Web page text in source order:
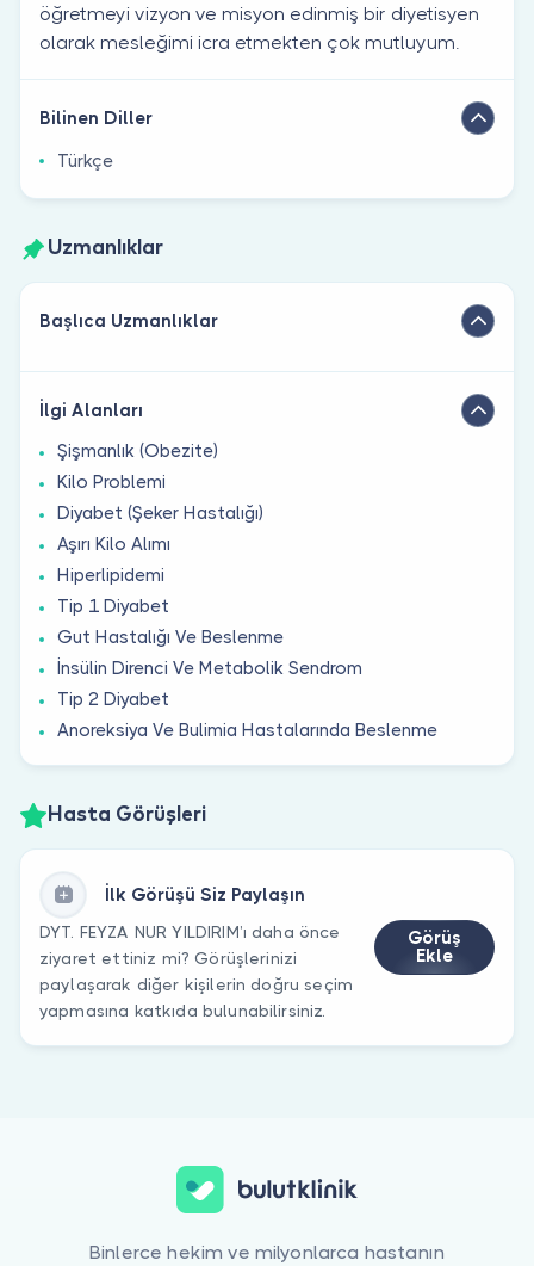
öğretmeyi vizyon ve misyon edinmiş bir diyetisyen
olarak mesleğimi icra etmekten çok mutluyum.
Bilinen Diller
Türkçe
Uzmanlıklar
Başlıca Uzmanlıklar
İlgi Alanları
Şişmanlık (Obezite)
Kilo Problemi
Diyabet (Şeker Hastalığı)
Aşırı Kilo Alımı
Hiperlipidemi
Tip 1 Diyabet
Gut Hastalığı Ve Beslenme
İnsülin Direnci Ve Metabolik Sendrom
Tip 2 Diyabet
Anoreksiya Ve Bulimia Hastalarında Beslenme
Hasta Görüşleri
İlk Görüşü Siz Paylaşın
DYT. FEYZA NUR YILDIRIM’ı daha önce
ziyaret ettiniz mi? Görüşlerinizi
paylaşarak diğer kişilerin doğru seçim
yapmasına katkıda bulunabilirsiniz.
Görüş
Ekle
Binlerce hekim ve milyonlarca hastanın